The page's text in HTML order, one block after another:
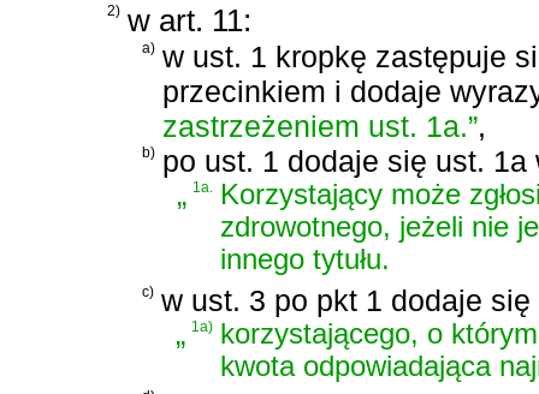
2) w art. 11:
a) w ust. 1 kropkę zastępuje
przecinkiem i dodaje
zastrzeżeniem ust. 1a.”,
b) po ust. 1 dodaje się ust. 1a
„1a. Korzystający może
zdrowotnego, jeżeli nie
innego tytułu.
c) w ust. 3 po pkt 1 dodaje
„1a) korzystającego, o
kwota odpowiadająca